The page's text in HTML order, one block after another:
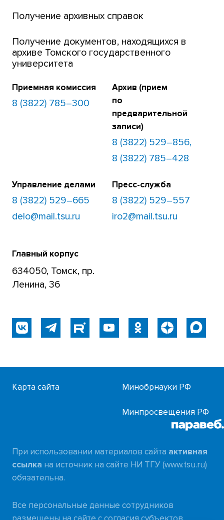
Получение архивных справок
Получение документов, находящихся в
архиве Томского государственного
университета
Приемная комиссия
8 (3822) 785–300
Архив (прием
по
предварительной
записи)
8 (3822) 529–856,
8 (3822) 785–428
Управление делами
8 (3822) 529–665
delo@mail.tsu.ru
Пресс-служба
8 (3822) 529–557
iro2@mail.tsu.ru
Главный корпус
634050, Томск, пр.
Ленина, 36
Карта сайта Минобрнауки РФ
Минпросвещения РФ
При использовании материалов сайта активная
ссылка на источник на сайте НИ ТГУ (www.tsu.ru)
обязательна.
Все персональные данные сотрудников